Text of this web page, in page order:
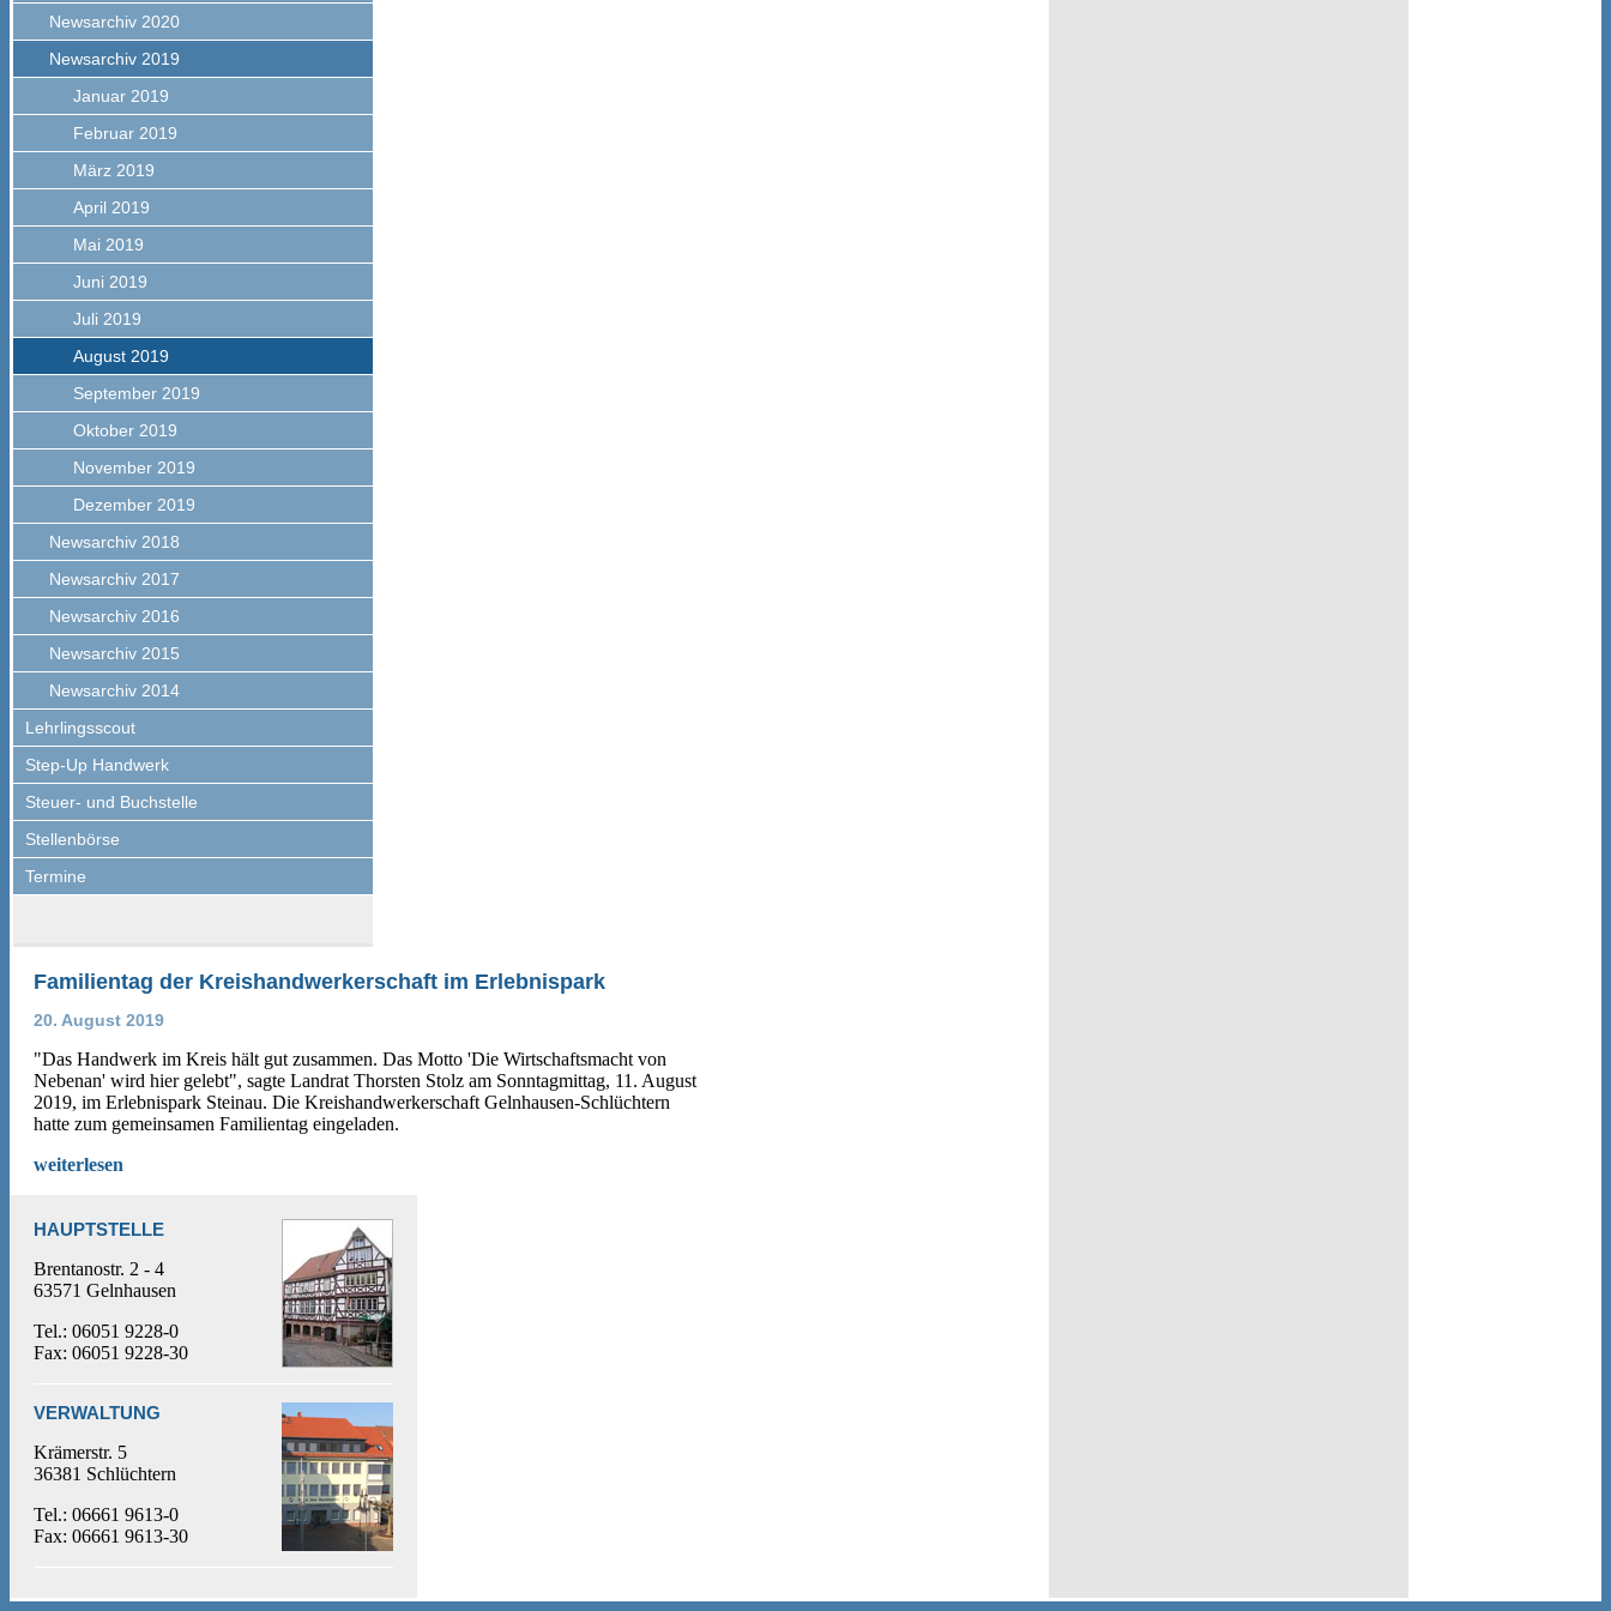
Newsarchiv 2020
Newsarchiv 2019
Januar 2019
Februar 2019
März 2019
April 2019
Mai 2019
Juni 2019
Juli 2019
August 2019
September 2019
Oktober 2019
November 2019
Dezember 2019
Newsarchiv 2018
Newsarchiv 2017
Newsarchiv 2016
Newsarchiv 2015
Newsarchiv 2014
Lehrlingsscout
Step-Up Handwerk
Steuer- und Buchstelle
Stellenbörse
Termine
Familientag der Kreishandwerkerschaft im Erlebnispark
20. August 2019
"Das Handwerk im Kreis hält gut zusammen. Das Motto 'Die Wirtschaftsmacht von
Nebenan' wird hier gelebt", sagte Landrat Thorsten Stolz am Sonntagmittag, 11. August
2019, im Erlebnispark Steinau. Die Kreishandwerkerschaft Gelnhausen-Schlüchtern
hatte zum gemeinsamen Familientag eingeladen.
weiterlesen
HAUPTSTELLE
Brentanostr. 2 - 4
63571 Gelnhausen
Tel.: 06051 9228-0
Fax: 06051 9228-30
VERWALTUNG
Krämerstr. 5
36381 Schlüchtern
Tel.: 06661 9613-0
Fax: 06661 9613-30